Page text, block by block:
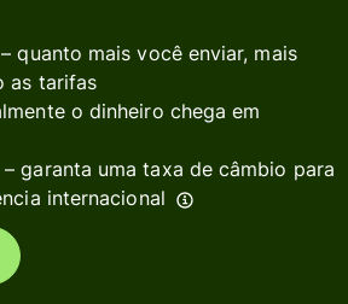
– quanto mais você enviar, mais
as tarifas
o dinheiro chega em
– garanta uma taxa de câmbio para
internacional